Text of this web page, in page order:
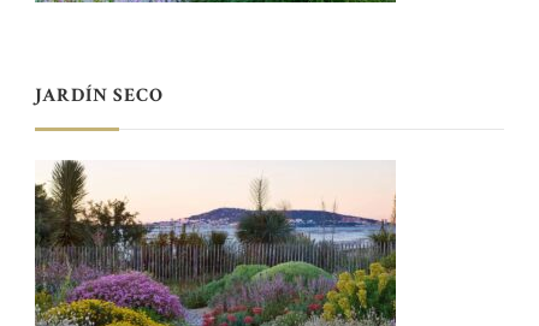
JARDÍN SECO